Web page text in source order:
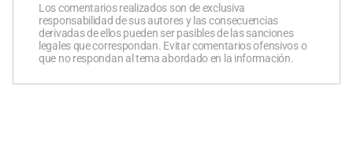
Los comentarios realizados son de exclusiva
responsabilidad de sus autores y las consecuencias
derivadas de ellos pueden ser pasibles de las sanciones
legales que correspondan. Evitar comentarios ofensivos o
que no respondan al tema abordado en la información.